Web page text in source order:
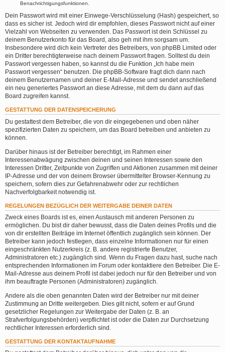
Benachrichtigungsfunktionen.
Dein Passwort wird mit einer Einwege-Verschlüsselung (Hash) gespeichert, so
dass es sicher ist. Jedoch wird dir empfohlen, dieses Passwort nicht auf einer
Vielzahl von Webseiten zu verwenden. Das Passwort ist dein Schlüssel zu
deinem Benutzerkonto für das Board, also geh mit ihm sorgsam um.
Insbesondere wird dich kein Vertreter des Betreibers, von phpBB Limited oder
ein Dritter berechtigterweise nach deinem Passwort fragen. Solltest du dein
Passwort vergessen haben, so kannst du die Funktion „Ich habe mein
Passwort vergessen“ benutzen. Die phpBB-Software fragt dich dann nach
deinem Benutzernamen und deiner E-Mail-Adresse und sendet anschließend
ein neu generiertes Passwort an diese Adresse, mit dem du dann auf das
Board zugreifen kannst.
GESTATTUNG DER DATENSPEICHERUNG
Du gestattest dem Betreiber, die von dir eingegebenen und oben näher
spezifizierten Daten zu speichern, um das Board betreiben und anbieten zu
können.
Darüber hinaus ist der Betreiber berechtigt, im Rahmen einer
Interessenabwägung zwischen deinen und seinen Interessen sowie den
Interessen Dritter, Zeitpunkte von Zugriffen und Aktionen zusammen mit deiner
IP-Adresse und der von deinem Browser übermittelter Browser-Kennung zu
speichern, sofern dies zur Gefahrenabwehr oder zur rechtlichen
Nachverfolgbarkeit notwendig ist.
REGELUNGEN BEZÜGLICH DER WEITERGABE DEINER DATEN
Zweck eines Boards ist es, einen Austausch mit anderen Personen zu
ermöglichen. Du bist dir daher bewusst, dass die Daten deines Profils und die
von dir erstellten Beiträge im Internet öffentlich zugänglich sein können. Der
Betreiber kann jedoch festlegen, dass einzelne Informationen nur für einen
eingeschränkten Nutzerkreis (z. B. andere registrierte Benutzer,
Administratoren etc.) zugänglich sind. Wenn du Fragen dazu hast, suche nach
entsprechenden Informationen im Forum oder kontaktiere den Betreiber. Die E-
Mail-Adresse aus deinem Profil ist dabei jedoch nur für den Betreiber und von
ihm beauftragte Personen (Administratoren) zugänglich.
Andere als die oben genannten Daten wird der Betreiber nur mit deiner
Zustimmung an Dritte weitergeben. Dies gilt nicht, sofern er auf Grund
gesetzlicher Regelungen zur Weitergabe der Daten (z. B. an
Strafverfolgungsbehörden) verpflichtet ist oder die Daten zur Durchsetzung
rechtlicher Interessen erforderlich sind.
GESTATTUNG DER KONTAKTAUFNAHME